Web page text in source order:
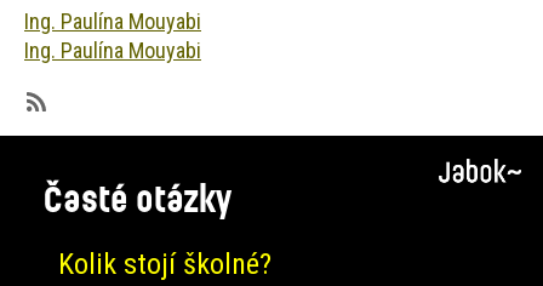
Ing. Paulína Mouyabi
Ing. Paulína Mouyabi
SubscribeSubscribe
personalista
Časté otázky
Kolik stojí školné?